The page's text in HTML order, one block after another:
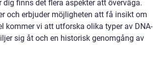
finns det flera aspekter att överväga.
och erbjuder möjligheten att få insikt om
kommer vi att utforska olika typer av DNA-
sig åt och en historisk genomgång av